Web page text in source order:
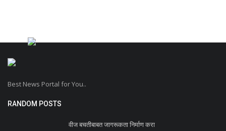
Best News Portal for You..
RANDOM POSTS
वीज बचतीबाबत जागरूकता निर्माण करा